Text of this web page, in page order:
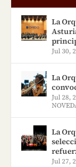
La
Jul 30,
La
Jul 28,
La
Jul 27,